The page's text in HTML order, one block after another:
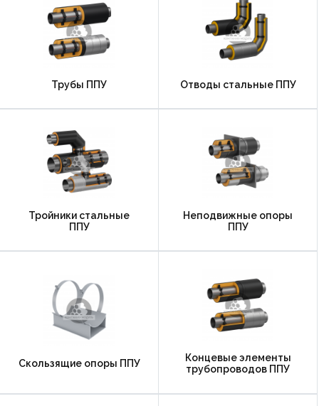
Трубы ППУ Отводы стальные ППУ
Тройники стальные
ППУ
Неподвижные опоры
ППУ
Скользящие опоры ППУ
Концевые элементы
трубопроводов ППУ